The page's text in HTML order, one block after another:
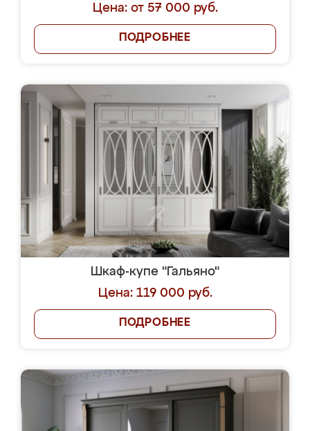
Цена: от 57 000 руб.
ПОДРОБНЕЕ
Шкаф-купе "Гальяно"
Цена: 119 000 руб.
ПОДРОБНЕЕ